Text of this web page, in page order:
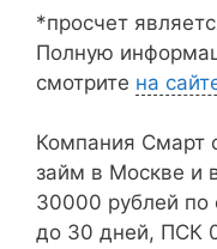
*просчет
Полную
смотрите на
Компания Смарт
займ в Москве и
30000 рублей по
до 30 дней, ПСК